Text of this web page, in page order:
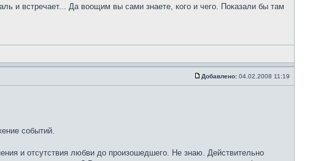
и встречает... Да воощим вы сами знаете, кого и чего. Показали бы там
Добавлено: 04.02.2008 11:19
событий.
и отсутствия любви до произошедшего. Не знаю. Действительно